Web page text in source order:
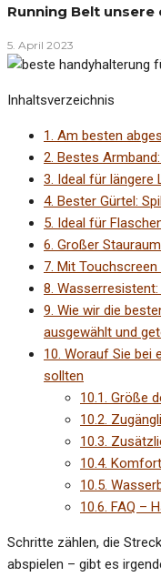
Running Belt unsere
5. April 2023
Inhaltsverzeichnis
1. Am besten
2. Bestes
3. Ideal für längere
4. Bester Gürtel:
5. Ideal für
6. Großer
7. Mit Touchscreen
8. Wasserresistent:
9. Wie wir die
ausgewählt und
10. Worauf Sie bei
sollten
10.1. Größe
10.2.
10.3.
10.4. Komfort
10.5.
10.6. FAQ –
Schritte zählen, die
abspielen – gibt es